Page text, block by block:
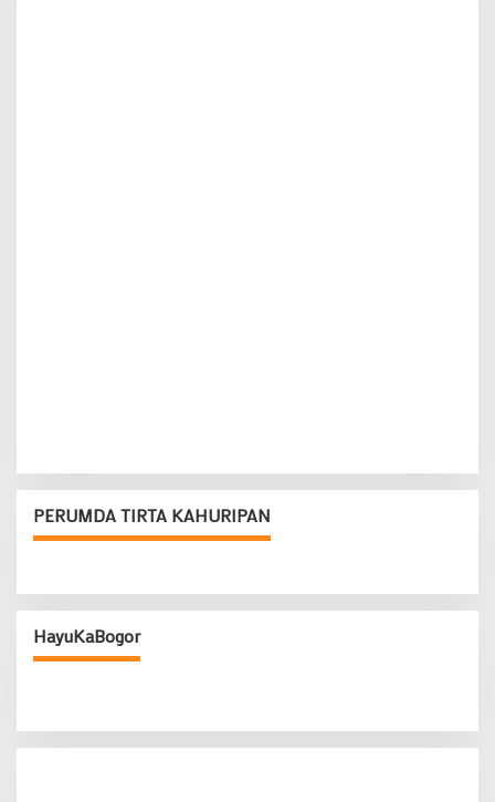
PERUMDA TIRTA KAHURIPAN
HayuKaBogor